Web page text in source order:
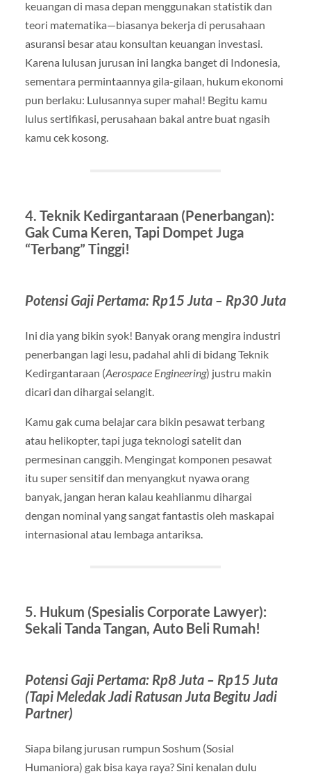
keuangan di masa depan menggunakan statistik dan
teori matematika—biasanya bekerja di perusahaan
asuransi besar atau konsultan keuangan investasi.
Karena lulusan jurusan ini langka banget di Indonesia,
sementara permintaannya gila-gilaan, hukum ekonomi
pun berlaku: Lulusannya super mahal! Begitu kamu
lulus sertifikasi, perusahaan bakal antre buat ngasih
kamu cek kosong.
4. Teknik Kedirgantaraan (Penerbangan):
Gak Cuma Keren, Tapi Dompet Juga
“Terbang” Tinggi!
Potensi Gaji Pertama: Rp15 Juta – Rp30 Juta
Ini dia yang bikin syok! Banyak orang mengira industri
penerbangan lagi lesu, padahal ahli di bidang Teknik
Kedirgantaraan (Aerospace Engineering) justru makin
dicari dan dihargai selangit.
Kamu gak cuma belajar cara bikin pesawat terbang
atau helikopter, tapi juga teknologi satelit dan
permesinan canggih. Mengingat komponen pesawat
itu super sensitif dan menyangkut nyawa orang
banyak, jangan heran kalau keahlianmu dihargai
dengan nominal yang sangat fantastis oleh maskapai
internasional atau lembaga antariksa.
5. Hukum (Spesialis Corporate Lawyer):
Sekali Tanda Tangan, Auto Beli Rumah!
Potensi Gaji Pertama: Rp8 Juta – Rp15 Juta
(Tapi Meledak Jadi Ratusan Juta Begitu Jadi
Partner)
Siapa bilang jurusan rumpun Soshum (Sosial
Humaniora) gak bisa kaya raya? Sini kenalan dulu